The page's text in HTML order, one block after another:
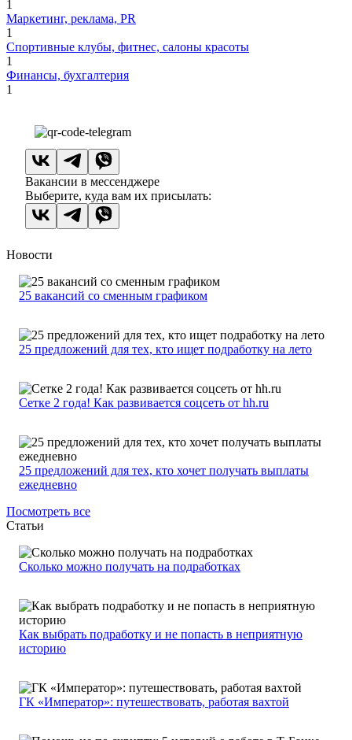
1
Маркетинг, реклама, PR
1
Спортивные клубы, фитнес, салоны красоты
1
Финансы, бухгалтерия
1
Вакансии в мессенджере
Выберите, куда вам их присылать:
Новости
25 вакансий со сменным графиком
25 предложений для тех, кто ищет подработку на лето
Сетке 2 года! Как развивается соцсеть от hh.ru
25 предложений для тех, кто хочет получать выплаты
ежедневно
Посмотреть все
Статьи
Сколько можно получать на подработках
Как выбрать подработку и не попасть в неприятную
историю
ГК «Император»: путешествовать, работая вахтой